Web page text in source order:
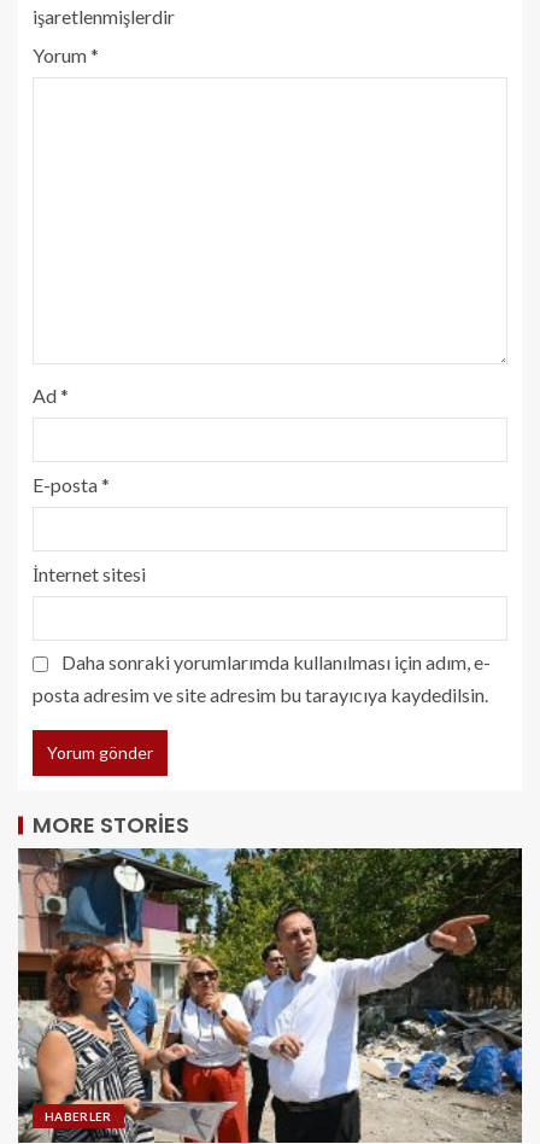
işaretlenmişlerdir
Yorum*
Ad*
E-posta*
İnternet sitesi
Daha sonraki yorumlarımda kullanılması için adım, e-
posta adresim ve site adresim bu tarayıcıya kaydedilsin.
MORE STORIES
HABERLER